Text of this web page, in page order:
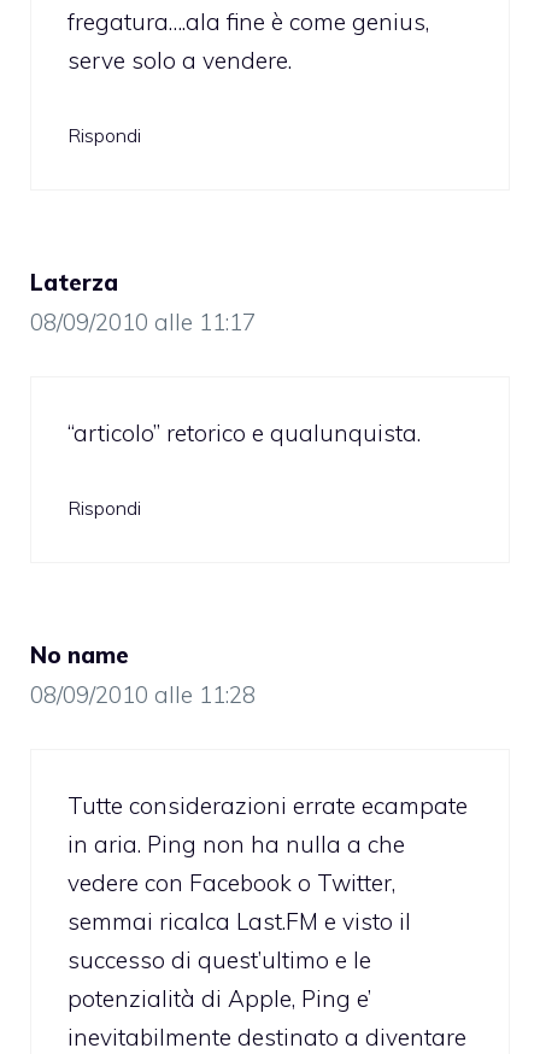
fregatura….ala fine è come genius,
serve solo a vendere.
Rispondi
Laterza
08/09/2010 alle 11:17
“articolo” retorico e qualunquista.
Rispondi
No name
08/09/2010 alle 11:28
Tutte considerazioni errate ecampate
in aria. Ping non ha nulla a che
vedere con Facebook o Twitter,
semmai ricalca Last.FM e visto il
successo di quest’ultimo e le
potenzialità di Apple, Ping e’
inevitabilmente destinato a diventare